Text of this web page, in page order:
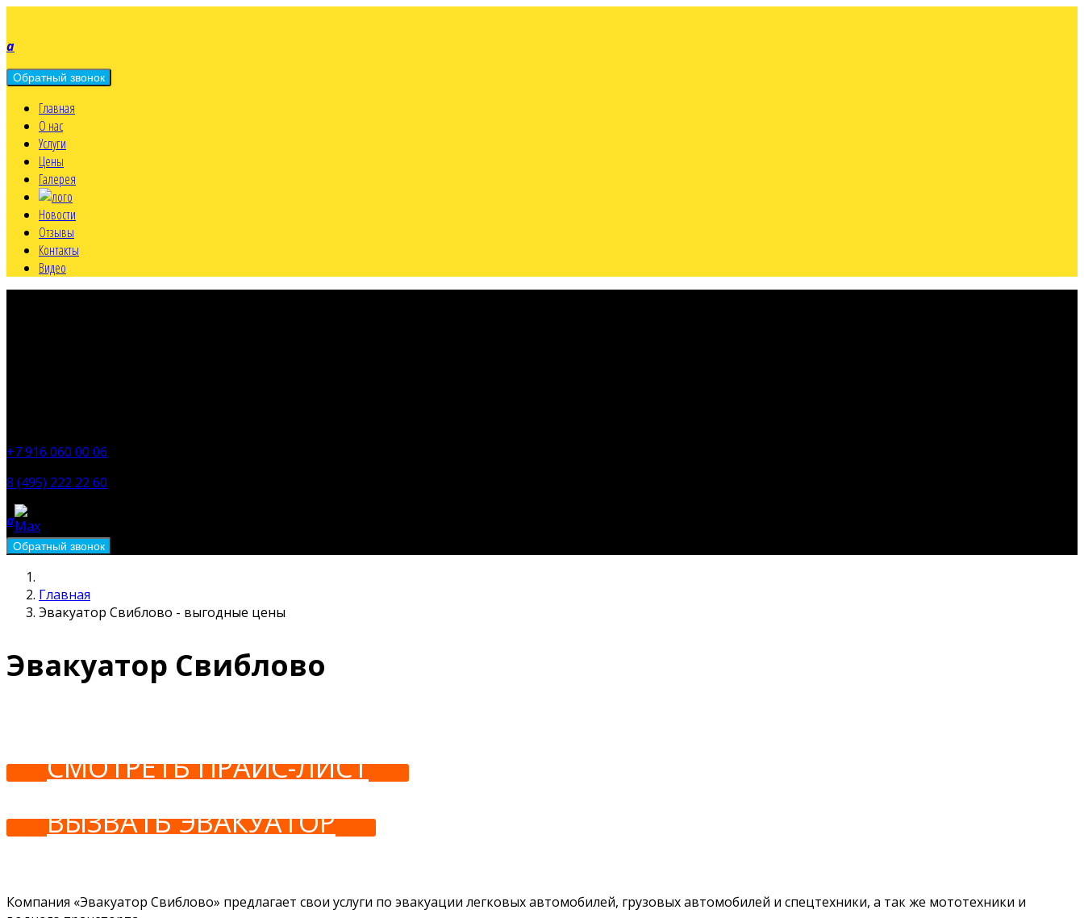
a
Главная
О нас
Услуги
Цены
Галерея
Новости
Отзывы
Контакты
Видео
+7 916 060 00 06
8 (495) 222 22 60
a
Главная
Эвакуатор Свиблово - выгодные цены
Эвакуатор Свиблово
СМОТРЕТЬ ПРАЙС-ЛИСТ
ВЫЗВАТЬ ЭВАКУАТОР
Компания «Эвакуатор Свиблово» предлагает свои услуги по эвакуации легковых автомобилей, грузовых автомобилей и спецтехники, а так же мототехники и